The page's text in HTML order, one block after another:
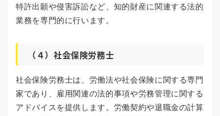
特許出願や侵害訴訟など、知的財産に関連する法的
業務を専門的に行います。
（４）社会保険労務士
社会保険労務士は、労働法や社会保険に関する専門
家であり、雇用関連の法的事項や労務管理に関する
アドバイスを提供します。労働契約や退職金の計算